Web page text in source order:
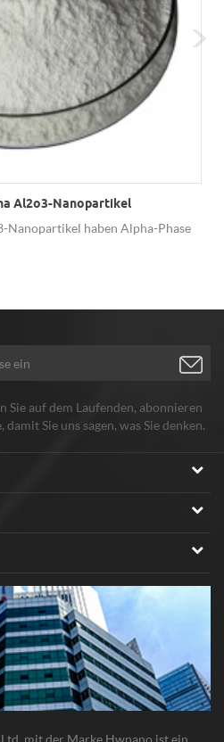
Al2o3-Nanopartikel
Nanopartikel haben Alpha-Phase
Sie auf dem Laufenden, abonnieren
Sie uns sagen, was Sie denken.
mit der Marke Hwnano ist ein